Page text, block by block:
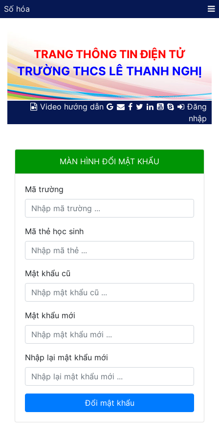
Số hóa
TRANG THÔNG TIN ĐIỆN TỬ
TRƯỜNG THCS LÊ THANH NGHỊ
Video hướng dẫn
Đăng
nhập
MÀN HÌNH ĐỔI MẬT KHẨU
Mã trường
Mã thẻ học sinh
Mật khẩu cũ
Mật khẩu mới
Nhập lại mật khẩu mới